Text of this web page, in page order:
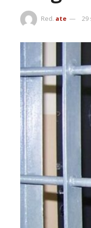
Red. ate 29